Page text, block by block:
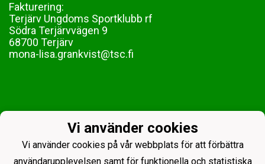
Fakturering:
Terjärv Ungdoms Sportklubb rf
Södra Terjärvvägen 9
68700 Terjärv
mona-lisa.grankvist@tsc.fi
Vi använder cookies
Vi använder cookies på vår webbplats för att förbättra
användarupplevelsen samt för funktionella och statistiska